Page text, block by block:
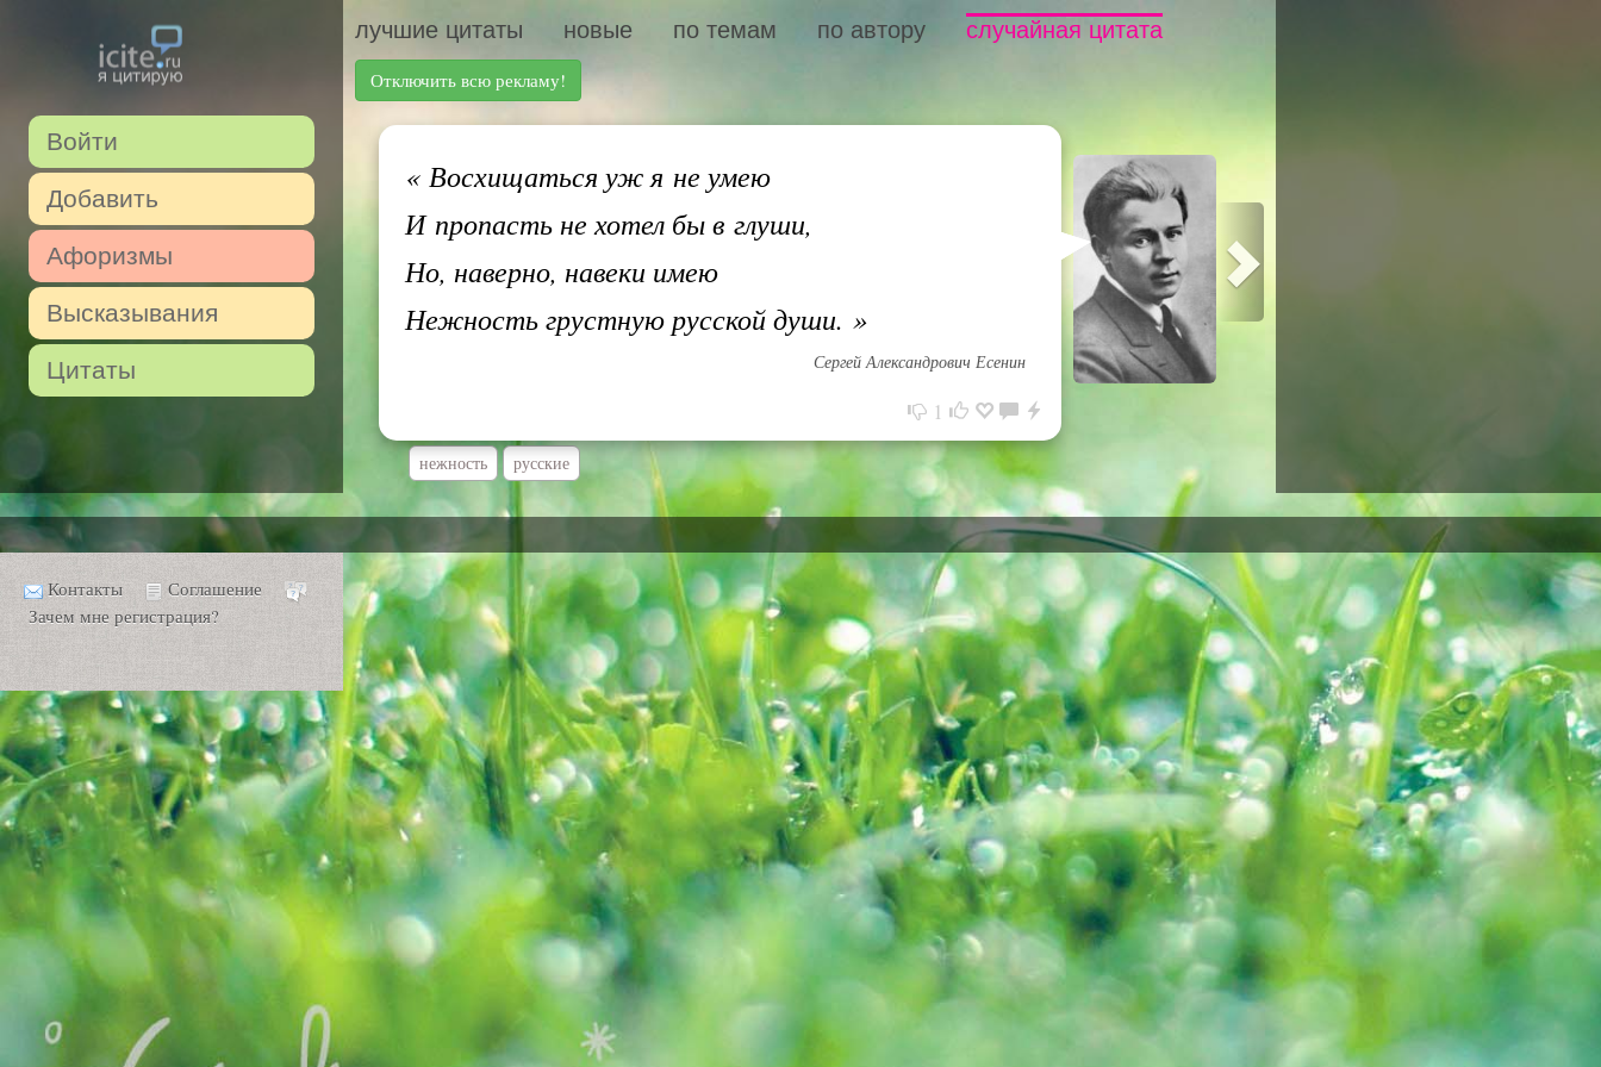
Войти
Добавить
Афоризмы
Высказывания
Цитаты
лучшие цитаты новые по темам по автору случайная цитата
Отключить всю рекламу!
«Восхищаться уж я не умею
И пропасть не хотел бы в глуши,
Но, наверно, навеки имею
Нежность грустную русской души. »
Сергей Александрович Есенин
1
нежность русские
Контакты
Соглашение
Зачем мне регистрация?